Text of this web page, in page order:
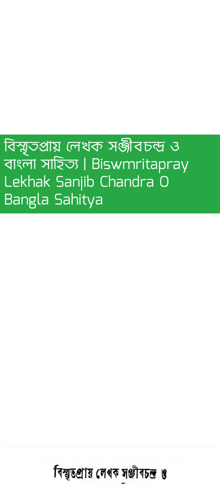
বিস্মৃতপ্রায় লেখক সঞ্জীবচন্দ্র ও
বাংলা সাহিত্য | Biswmritapray
Lekhak Sanjib Chandra O
Bangla Sahitya